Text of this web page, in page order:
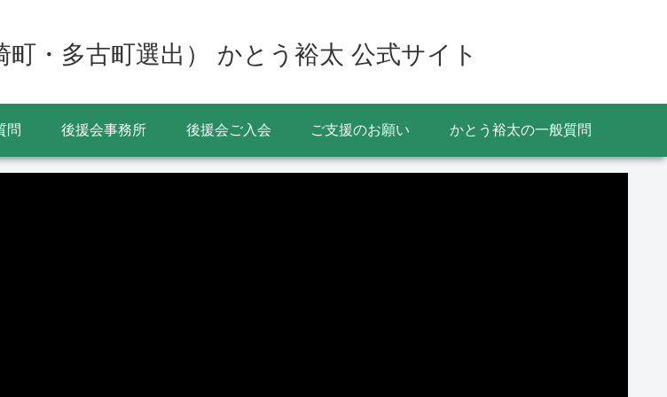
・多古町選出） かとう裕太 公式サイト
問 後援会事務所 後援会ご入会 ご支援のお願い かとう裕太の一般質問